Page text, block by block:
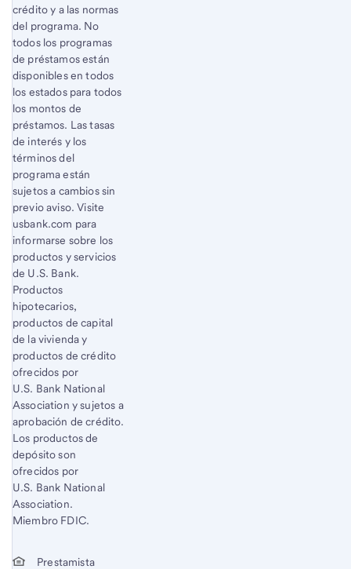
crédito y a las normas
del programa. No
todos los programas
de préstamos están
disponibles en todos
los estados para todos
los montos de
préstamos. Las tasas
de interés y los
términos del
programa están
sujetos a cambios sin
previo aviso. Visite
usbank.com para
informarse sobre los
productos y servicios
de U.S. Bank.
Productos
hipotecarios,
productos de capital
de la vivienda y
productos de crédito
ofrecidos por
U.S. Bank National
Association y sujetos a
aprobación de crédito.
Los productos de
depósito son
ofrecidos por
U.S. Bank National
Association.
Miembro FDIC.
Prestamista